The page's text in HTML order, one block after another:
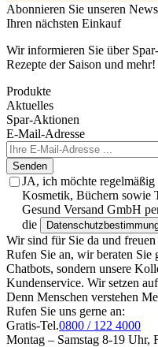
Abonnieren Sie unseren
Ihren nächsten Einkauf
Wir informieren Sie über
Rezepte der Saison und mehr!
Produkte
Aktuelles
Spar-Aktionen
E-Mail-Adresse
Senden
JA, ich möchte
Kosmetik, Büchern sowie
Gesund Versand GmbH
die
Wir sind für Sie da und freuen
Rufen Sie an, wir beraten
Chatbots, sondern unsere
Kundenservice. Wir setzen
Denn Menschen verstehen
Rufen Sie uns gerne an:
Gratis-Tel.0800 / 122 4000
Montag – Samstag 8-19 Uhr,